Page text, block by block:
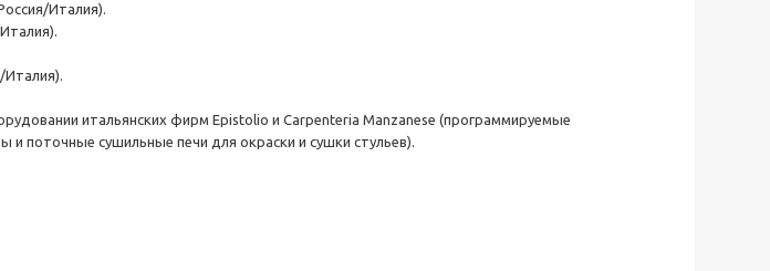
Италия).
Италия).
итальянских фирм Epistolio и Carpenteria Manzanese (программируемые
поточные сушильные печи для окраски и сушки стульев).